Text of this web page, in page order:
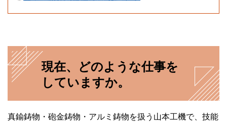
現在、どのような仕事を
していますか。
真鍮鋳物・砲金鋳物・アルミ鋳物を扱う山本工機で、技能